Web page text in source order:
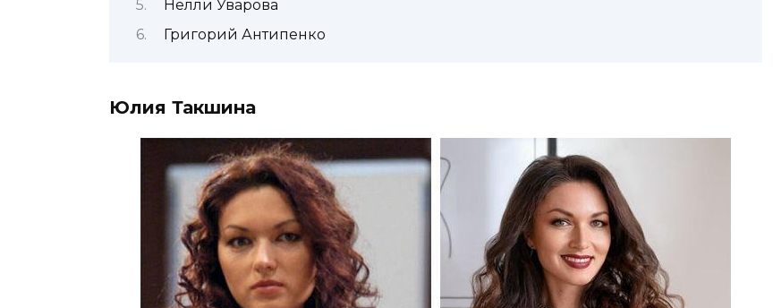
Нелли Уварова
Григорий Антипенко
Юлия Такшина